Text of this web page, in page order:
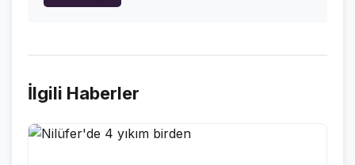
İlgili Haberler